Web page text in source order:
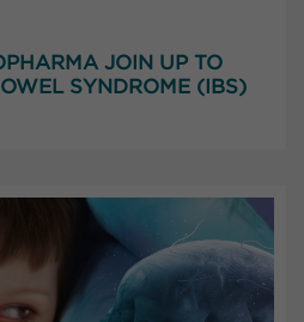
JOIN UP TO
SYNDROME (IBS)